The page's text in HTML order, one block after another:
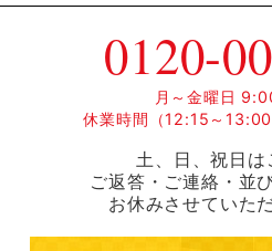
0120-
月～金曜日
休業時間（12:15～
土、日、祝日は
ご返答・ご連絡・並
お休みさせていた